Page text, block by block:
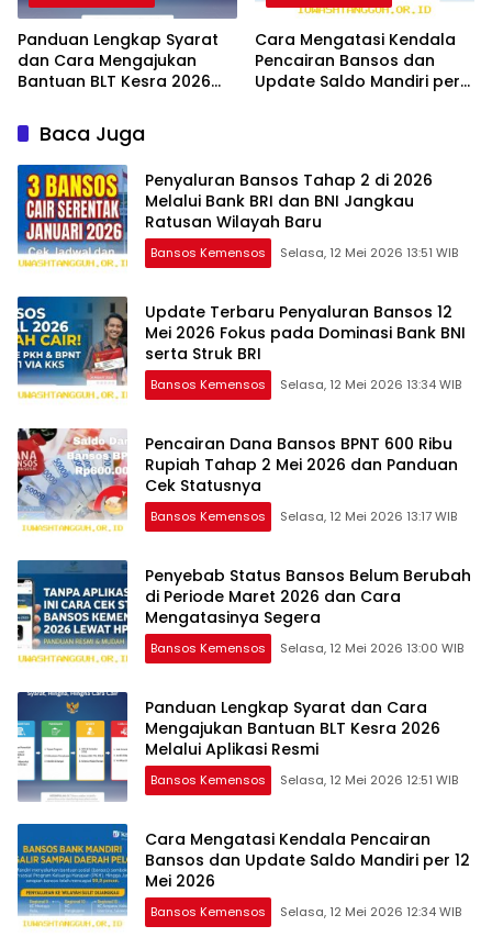
Panduan Lengkap Syarat
dan Cara Mengajukan
Bantuan BLT Kesra 2026
Cara Mengatasi Kendala
Pencairan Bansos dan
Update Saldo Mandiri per
Baca Juga
Penyaluran Bansos Tahap 2 di 2026
Melalui Bank BRI dan BNI Jangkau
Ratusan Wilayah Baru
Bansos Kemensos Selasa, 12 Mei 2026 13:51 WIB
Update Terbaru Penyaluran Bansos 12
Mei 2026 Fokus pada Dominasi Bank BNI
serta Struk BRI
Bansos Kemensos Selasa, 12 Mei 2026 13:34 WIB
Pencairan Dana Bansos BPNT 600 Ribu
Rupiah Tahap 2 Mei 2026 dan Panduan
Cek Statusnya
Bansos Kemensos Selasa, 12 Mei 2026 13:17 WIB
Penyebab Status Bansos Belum Berubah
di Periode Maret 2026 dan Cara
Mengatasinya Segera
Bansos Kemensos Selasa, 12 Mei 2026 13:00 WIB
Panduan Lengkap Syarat dan Cara
Mengajukan Bantuan BLT Kesra 2026
Melalui Aplikasi Resmi
Bansos Kemensos Selasa, 12 Mei 2026 12:51 WIB
Cara Mengatasi Kendala Pencairan
Bansos dan Update Saldo Mandiri per 12
Mei 2026
Bansos Kemensos Selasa, 12 Mei 2026 12:34 WIB